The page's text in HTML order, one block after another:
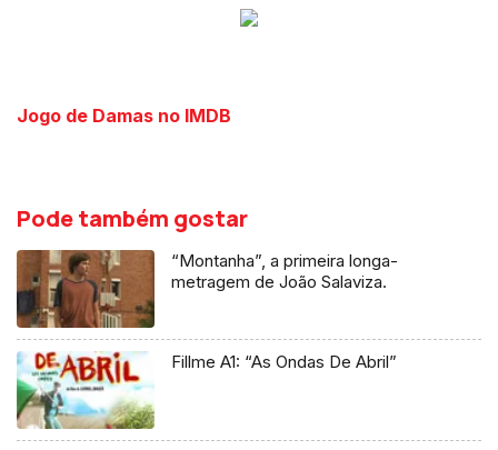
Jogo de Damas no IMDB
Pode também gostar
“Montanha”, a primeira longa-
metragem de João Salaviza.
Fillme A1: “As Ondas De Abril”